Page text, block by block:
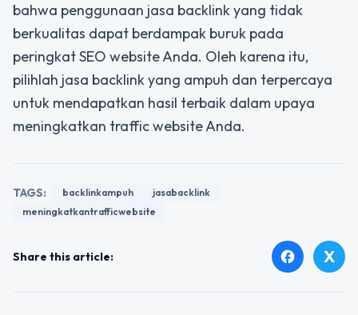
bahwa penggunaan jasa backlink yang tidak
berkualitas dapat berdampak buruk pada
peringkat SEO website Anda. Oleh karena itu,
pilihlah jasa backlink yang ampuh dan terpercaya
untuk mendapatkan hasil terbaik dalam upaya
meningkatkan traffic website Anda.
TAGS: backlinkampuh
jasabacklink
meningkatkantrafficwebsite
Share this article: facebook X